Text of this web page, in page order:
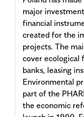
major
financial
created for the
projects. The
cover ecological
banks, leasing
Environmental
part of the
the economic